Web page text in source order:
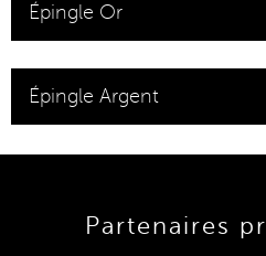
Épingle Or
Épingle Argent
Partenaires